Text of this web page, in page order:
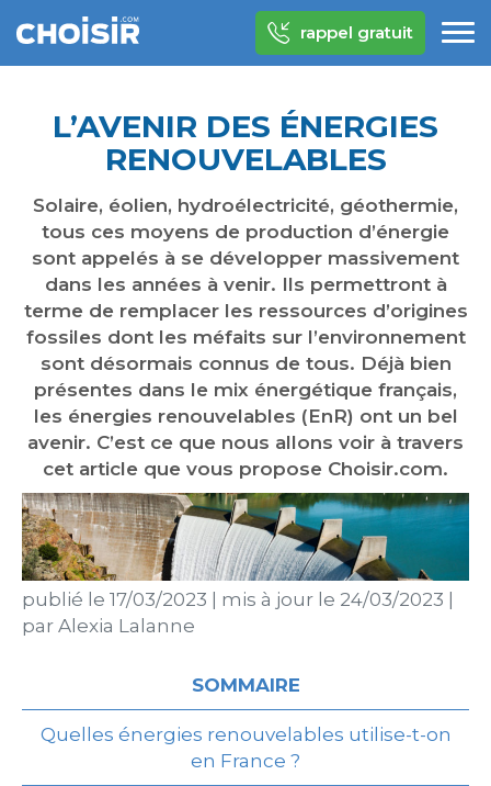
rappel gratuit
L’AVENIR DES ÉNERGIES
RENOUVELABLES
Solaire, éolien, hydroélectricité, géothermie,
tous ces moyens de production d’énergie
sont appelés à se développer massivement
dans les années à venir. Ils permettront à
terme de remplacer les ressources d’origines
fossiles dont les méfaits sur l’environnement
sont désormais connus de tous. Déjà bien
présentes dans le mix énergétique français,
les énergies renouvelables (EnR) ont un bel
avenir. C’est ce que nous allons voir à travers
cet article que vous propose Choisir.com.
publié le 17/03/2023 mis à jour le 24/03/2023
par Alexia Lalanne
SOMMAIRE
Quelles énergies renouvelables utilise-t-on
en France ?